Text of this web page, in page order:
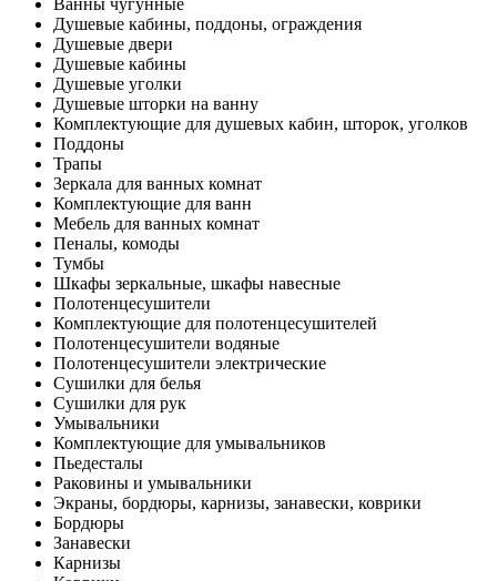
Ванны чугунные
Душевые кабины, поддоны, ограждения
Душевые двери
Душевые кабины
Душевые уголки
Душевые шторки на ванну
Комплектующие для душевых кабин, шторок, уголков
Поддоны
Трапы
Зеркала для ванных комнат
Комплектующие для ванн
Мебель для ванных комнат
Пеналы, комоды
Тумбы
Шкафы зеркальные, шкафы навесные
Полотенцесушители
Комплектующие для полотенцесушителей
Полотенцесушители водяные
Полотенцесушители электрические
Сушилки для белья
Сушилки для рук
Умывальники
Комплектующие для умывальников
Пьедесталы
Раковины и умывальники
Экраны, бордюры, карнизы, занавески, коврики
Бордюры
Занавески
Карнизы